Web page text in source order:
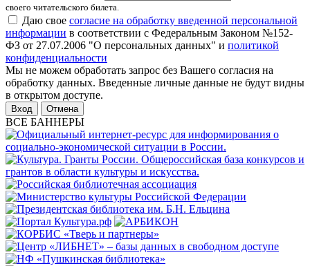
своего читательского билета.
Даю свое согласие на обработку введенной персональной
информации в соответствии с Федеральным Законом №152-
ФЗ от 27.07.2006 "О персональных данных" и политикой
конфиденциальности
Мы не можем обработать запрос без Вашего согласия на
обработку данных. Введенные личные данные не будут видны
в открытом доступе.
Отмена
ВСЕ БАННЕРЫ